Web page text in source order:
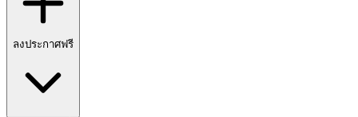
ลงประกาศฟรี